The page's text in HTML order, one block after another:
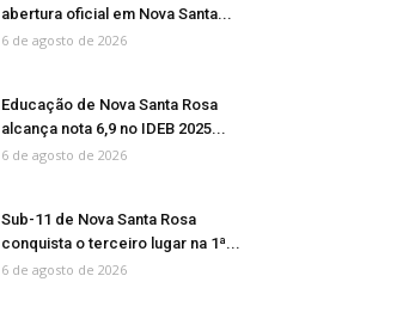
abertura oficial em Nova Santa...
6 de agosto de 2026
Educação de Nova Santa Rosa
alcança nota 6,9 no IDEB 2025...
6 de agosto de 2026
Sub-11 de Nova Santa Rosa
conquista o terceiro lugar na 1ª...
6 de agosto de 2026